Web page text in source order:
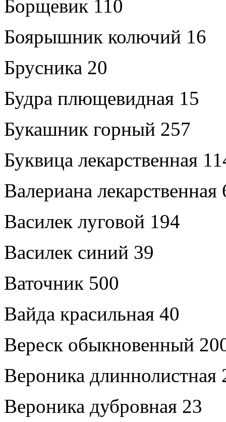
Борщевик 110
Боярышник колючий 16
Брусника 20
Будра плющевидная 15
Букашник горный 257
Буквица лекарственная
Валериана лекарственная
Василек луговой 194
Василек синий 39
Ваточник 500
Вайда красильная 40
Вереск обыкновенный
Вероника длиннолистная
Вероника дубровная 23